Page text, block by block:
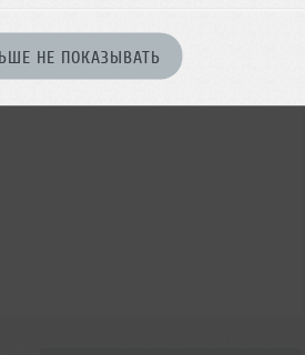
НЕ ПОКАЗЫВАТЬ